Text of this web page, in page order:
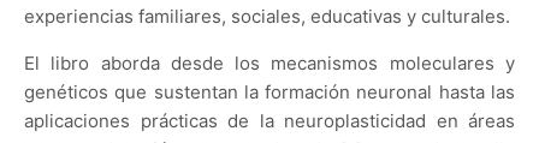
experiencias familiares, sociales, educativas y culturales.
El libro aborda desde los mecanismos moleculares y
genéticos que sustentan la formación neuronal hasta las
aplicaciones prácticas de la neuroplasticidad en áreas